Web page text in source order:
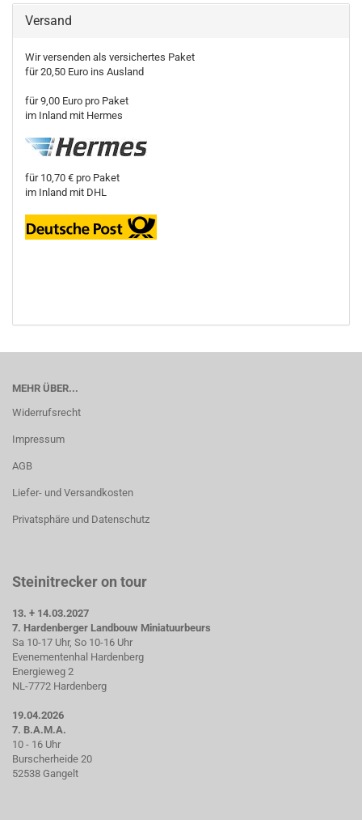
Versand
Wir versenden als versichertes Paket
für 20,50 Euro ins Ausland
für 9,00 Euro pro Paket
im Inland mit Hermes
für 10,70 € pro Paket
im Inland mit DHL
MEHR ÜBER...
Widerrufsrecht
Impressum
AGB
Liefer- und Versandkosten
Privatsphäre und Datenschutz
Steinitrecker on tour
13. + 14.03.2027
7. Hardenberger Landbouw Miniatuurbeurs
Sa 10-17 Uhr, So 10-16 Uhr
Evenementenhal Hardenberg
Energieweg 2
NL-7772 Hardenberg
19.04.2026
7. B.A.M.A.
10 - 16 Uhr
Burscherheide 20
52538 Gangelt